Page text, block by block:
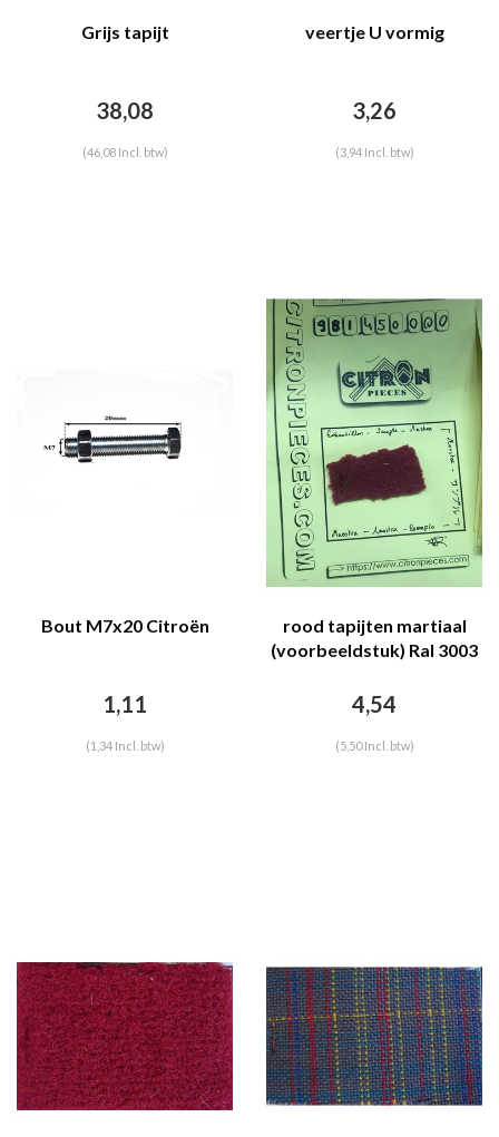
Grijs tapijt
38,08
(46,08 Incl. btw)
veertje U vormig
3,26
(3,94 Incl. btw)
Bout M7x20 Citroën
1,11
(1,34 Incl. btw)
rood tapijten martiaal
(voorbeeldstuk) Ral 3003
4,54
(5,50 Incl. btw)